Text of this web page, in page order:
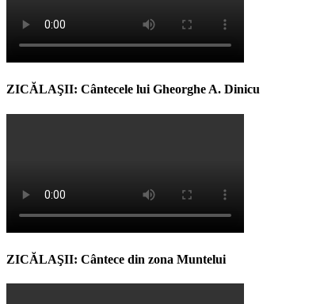
ZICĂLAŞII: Cântecele lui Gheorghe A. Dinicu
ZICĂLAŞII: Cântece din zona Muntelui